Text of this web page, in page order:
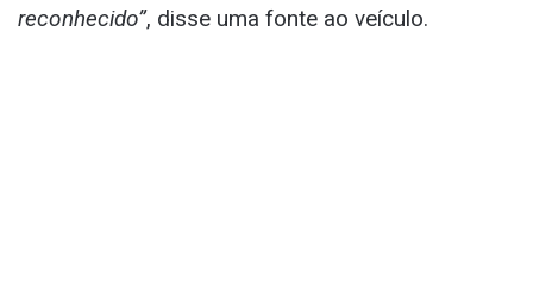
reconhecido”, disse uma fonte ao veículo.